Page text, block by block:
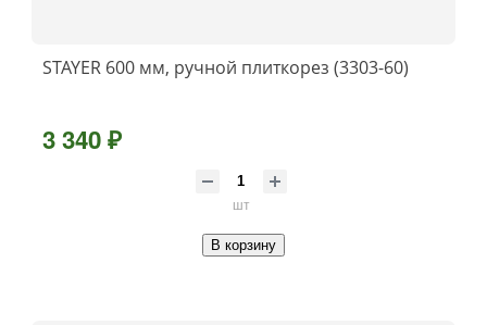
STAYER 600 мм, ручной плиткорез (3303-60)
3 340 ₽
шт
В корзину